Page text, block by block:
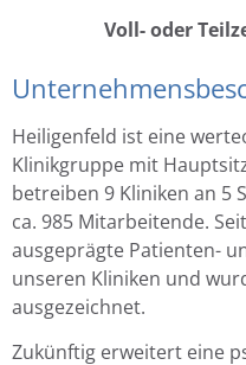
Voll- oder
Heiligenfeld ist eine
Klinikgruppe mit
betreiben 9 Kliniken an 5
ca. 985 Mitarbeitende.
ausgeprägte Patienten-
unseren Kliniken und
ausgezeichnet.
Zukünftig erweitert eine